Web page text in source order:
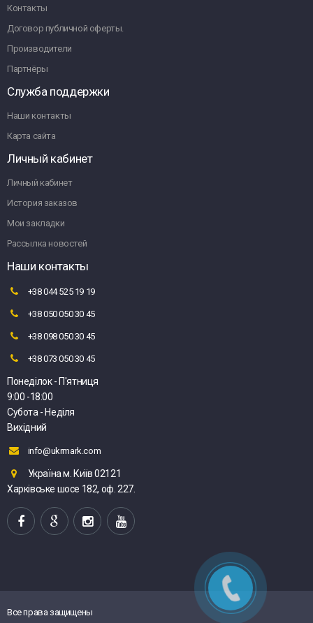
Контакты
Договор публичной оферты.
Производители
Партнёры
Служба поддержки
Наши контакты
Карта сайта
Личный кабинет
Личный кабинет
История заказов
Мои закладки
Рассылка новостей
Наши контакты
+38 044 525 19 19
+38 050 050 30 45
+38 098 050 30 45
+38 073 050 30 45
Понеділок - П'ятниця
9:00 -18:00
Субота - Неділя
Вихідний
info@ukrmark.com
Україна м. Київ 02121
Харківське шосе 182, оф. 227.
Все права защищены